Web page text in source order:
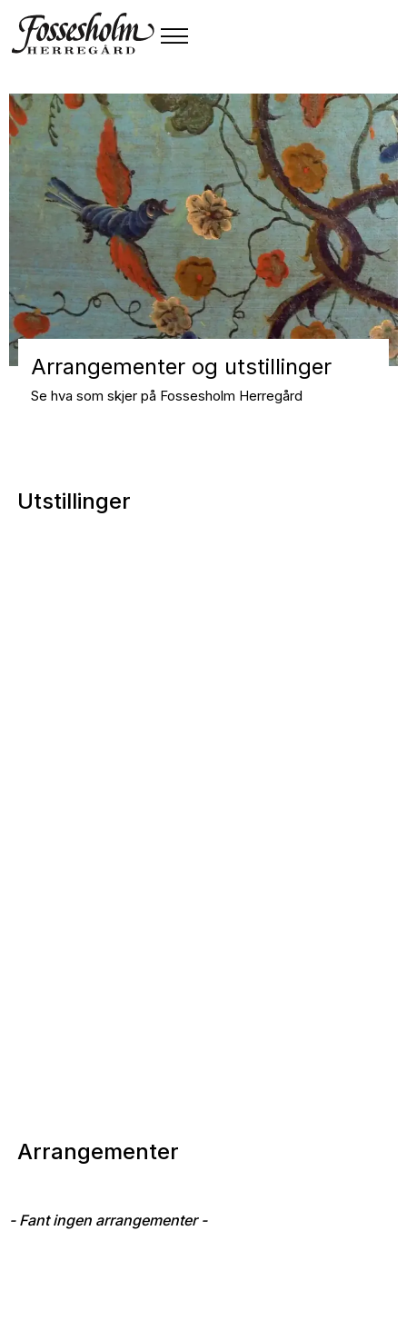
Arrangementer og utstillinger
Se hva som skjer på Fossesholm Herregård
Utstillinger
Arrangementer
- Fant ingen arrangementer -